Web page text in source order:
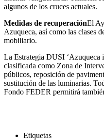
algunos de los cruces actuales.
Medidas de recuperaciónEl
Azuqueca, así como las clases
mobiliario.
La Estrategia DUSI ‘Azuqueca
clasificada como Zona de
públicos, reposición de
sustitución de las luminarias.
Fondo FEDER permitirá
Etiquetas